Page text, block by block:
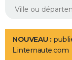
Aménagement intérieur
LIFESTYLE
Art de vivre
Bien-être
Loisirs
Mode
Modes de vie
NOUVEAU :
Linternaute.com